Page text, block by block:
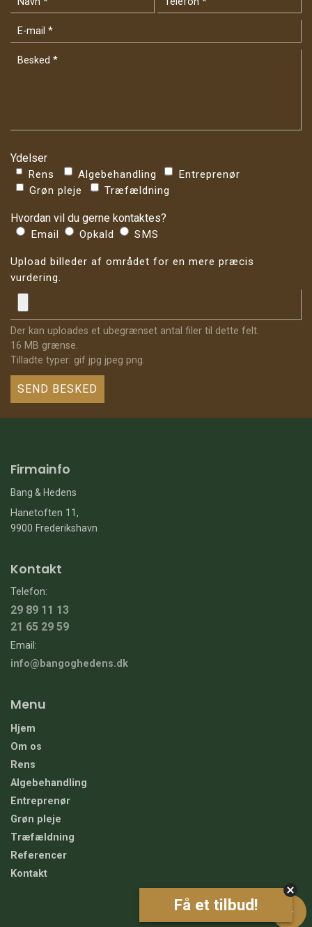
Ydelser
Rens Algebehandling
Entreprenør
Grøn pleje
Træfældning
Hvordan vil du gerne kontaktes?
Email Opkald SMS
Upload billeder af området for en mere præcis
vurdering.
Der kan uploades et ubegrænset antal filer til dette felt.
16 MB grænse.
Tilladte typer: gif jpg jpeg png.
Firmainfo
Bang & Hedens
Hanetoften 11,
9900 Frederikshavn
Kontakt
Telefon:
29 89 11 13
21 65 29 59
Email:
info@bangoghedens.dk
Menu
Hjem
Om os
Rens
Algebehandling
Entreprenør
Grøn pleje
Træfældning
Referencer
Kontakt
+
Få et tilbud!
, CVR 44538946